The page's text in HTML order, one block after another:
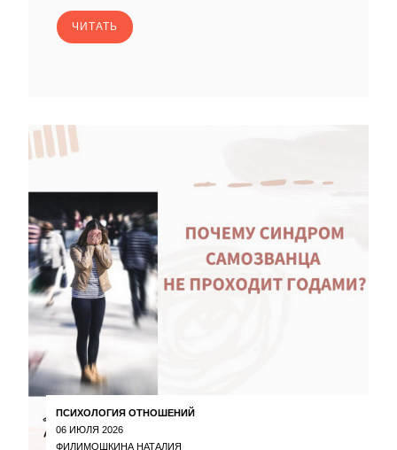
ЧИТАТЬ
ПСИХОЛОГИЯ ОТНОШЕНИЙ
06 ИЮЛЯ 2026
ФИЛИМОШКИНА НАТАЛИЯ